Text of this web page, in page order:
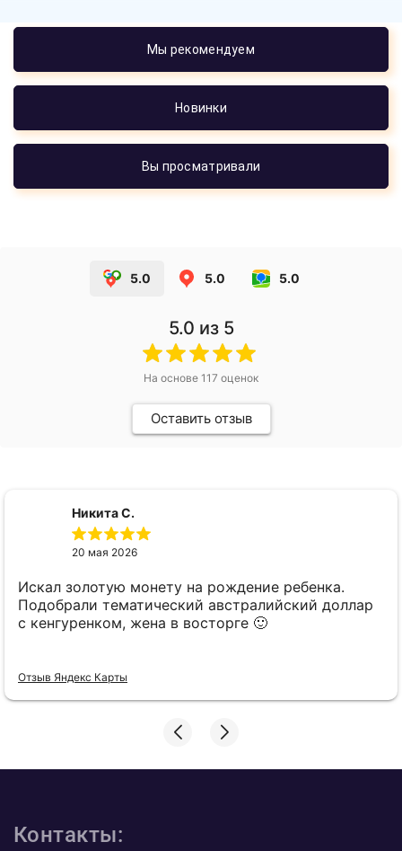
Мы рекомендуем
Новинки
Вы просматривали
5.0 5.0 5.0
5.0 из 5
На основе 117 оценок
Оставить отзыв
Никита С.
20 мая 2026
Искал золотую монету на рождение ребенка.
Подобрали тематический австралийский доллар
с кенгуренком, жена в восторге 🙂
Отзыв Яндекс Карты
Контакты: